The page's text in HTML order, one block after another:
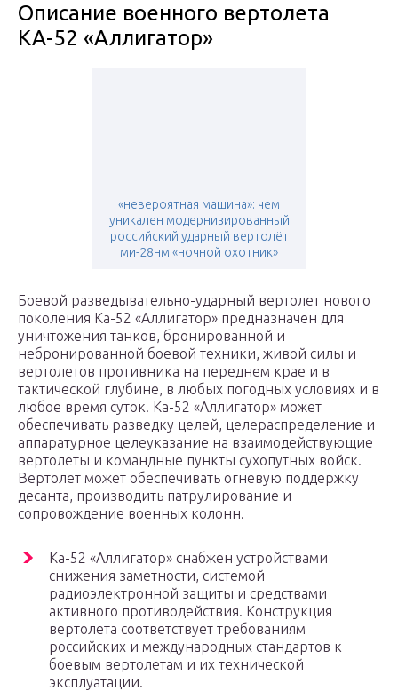
Описание военного вертолета
КА-52 «Аллигатор»
«невероятная машина»: чем
уникален модернизированный
российский ударный вертолёт
ми-28нм «ночной охотник»
Боевой разведывательно-ударный вертолет нового
поколения Ка-52 «Аллигатор» предназначен для
уничтожения танков, бронированной и
небронированной боевой техники, живой силы и
вертолетов противника на переднем крае и в
тактической глубине, в любых погодных условиях и в
любое время суток. Ка-52 «Аллигатор» может
обеспечивать разведку целей, целераспределение и
аппаратурное целеуказание на взаимодействующие
вертолеты и командные пункты сухопутных войск.
Вертолет может обеспечивать огневую поддержку
десанта, производить патрулирование и
сопровождение военных колонн.
Ка-52 «Аллигатор» снабжен устройствами
снижения заметности, системой
радиоэлектронной защиты и средствами
активного противодействия. Конструкция
вертолета соответствует требованиям
российских и международных стандартов к
боевым вертолетам и их технической
эксплуатации.